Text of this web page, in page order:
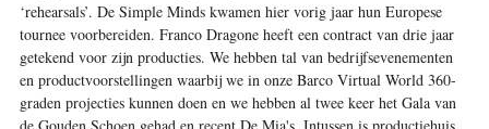
‘rehearsals’. De Simple Minds kwamen hier vorig jaar hun Europese
tournee voorbereiden. Franco Dragone heeft een contract van drie jaar
getekend voor zijn producties. We hebben tal van bedrijfsevenementen
en productvoorstellingen waarbij we in onze Barco Virtual World 360-
graden projecties kunnen doen en we hebben al twee keer het Gala van